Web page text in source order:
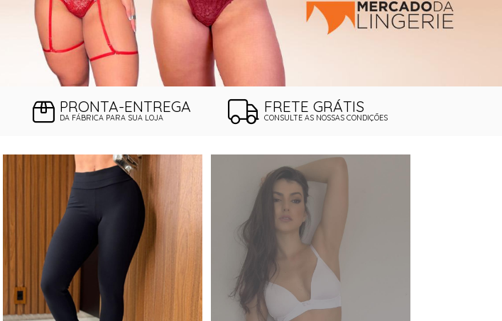
PRONTA-ENTREGA
DA FÁBRICA PARA SUA LOJA
FRETE GRÁTIS
CONSULTE AS NOSSAS CONDIÇÕES